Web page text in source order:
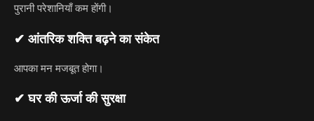
पुरानी परेशानियाँ कम होंगी।
✔ आंतरिक शक्ति बढ़ने का संकेत
आपका मन मजबूत होगा।
✔ घर की ऊर्जा की सुरक्षा